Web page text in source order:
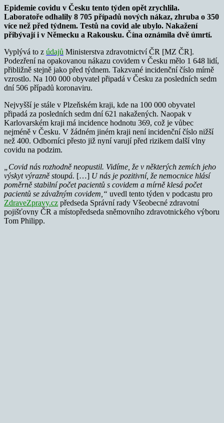
Epidemie covidu v Česku tento týden opět zrychlila.
Laboratoře odhalily 8 705 případů nových nákaz, zhruba o 350
více než před týdnem. Testů na covid ale ubylo. Nakažení
přibývají i v Německu a Rakousku. Čína oznámila dvě úmrtí.
Vyplývá to z údajů Ministerstva zdravotnictví ČR [MZ ČR].
Podezření na opakovanou nákazu covidem v Česku mělo 1 648 lidí,
přibližně stejně jako před týdnem. Takzvané incidenční číslo mírně
vzrostlo. Na 100 000 obyvatel připadá v Česku za posledních sedm
dní 506 případů koronaviru.
Nejvyšší je stále v Plzeňském kraji, kde na 100 000 obyvatel
připadá za posledních sedm dní 621 nakažených. Naopak v
Karlovarském kraji má incidence hodnotu 369, což je vůbec
nejméně v Česku. V žádném jiném kraji není incidenční číslo nižší
než 400. Odborníci přesto již nyní varují před rizikem další vlny
covidu na podzim.
„Covid nás rozhodně neopustil. Vidíme, že v některých zemích jeho
výskyt výrazně stoupá. […] U nás je pozitivní, že nemocnice hlásí
poměrně stabilní počet pacientů s covidem a mírně klesá počet
pacientů se závažným covidem,“ uvedl tento týden v podcastu pro
ZdraveZpravy.cz předseda Správní rady Všeobecné zdravotní
pojišťovny ČR a místopředseda sněmovního zdravotnického výboru
Tom Philipp.